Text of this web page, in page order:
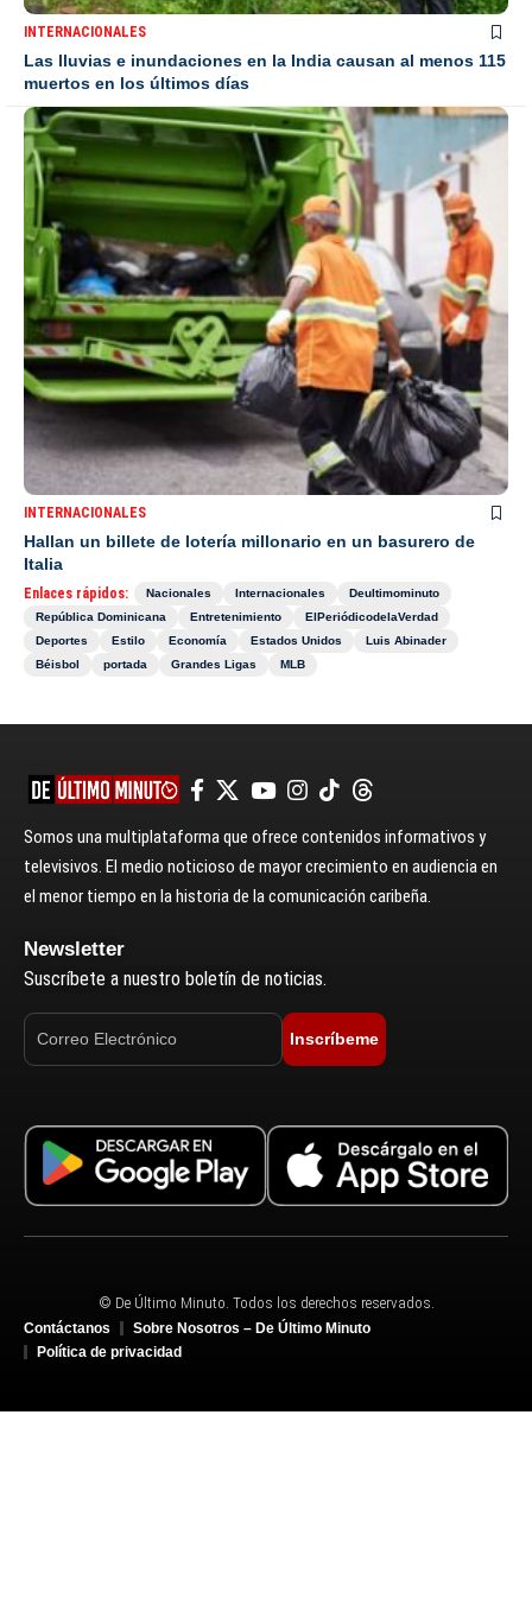
INTERNACIONALES
Las lluvias e inundaciones en la India causan al menos 115
muertos en los últimos días
INTERNACIONALES
Hallan un billete de lotería millonario en un basurero de
Italia
Enlaces rápidos: Nacionales Internacionales
Deultimominuto
República Dominicana
Entretenimiento
ElPeriódicodelaVerdad
Deportes
Estilo Economía Estados Unidos
Luis Abinader
Béisbol
portada Grandes Ligas MLB
Somos una multiplataforma que ofrece contenidos informativos y
televisivos. El medio noticioso de mayor crecimiento en audiencia en
el menor tiempo en la historia de la comunicación caribeña.
Newsletter
Suscríbete a nuestro boletín de noticias.
Inscríbeme
© De Último Minuto. Todos los derechos reservados.
Contáctanos
Sobre Nosotros – De Último Minuto
Política de privacidad